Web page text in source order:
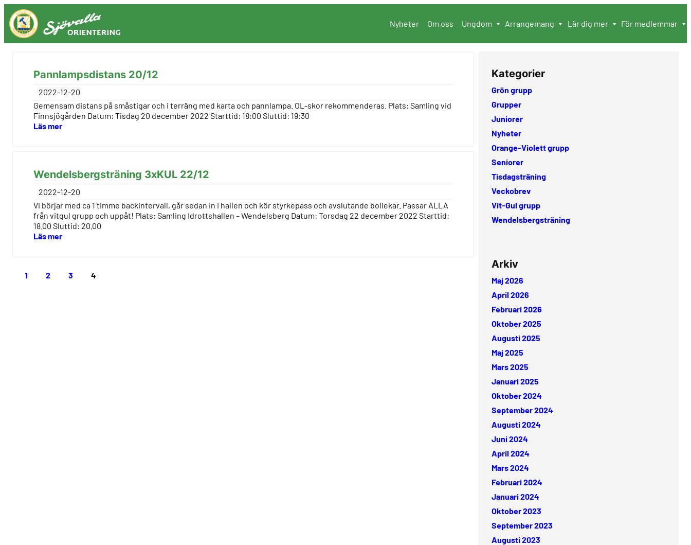
Hoppa
till
innehåll
Nyheter Om oss Ungdom Arrangemang Lär dig mer För medlemmar
Pannlampsdistans 20/12
2022-12-20
Gemensam distans på småstigar och i terräng med karta och pannlampa. OL-skor rekommenderas. Plats: Samling vid
Finnsjögården Datum: Tisdag 20 december 2022 Starttid: 18:00 Sluttid: 19:30
Läs mer
Wendelsbergsträning 3xKUL 22/12
2022-12-20
Vi börjar med ca 1 timme backintervall, går sedan in i hallen och kör styrkepass och avslutande bollekar. Passar ALLA
från vitgul grupp och uppåt! Plats: Samling Idrottshallen – Wendelsberg Datum: Torsdag 22 december 2022 Starttid:
18.00 Sluttid: 20.00
Läs mer
1 2 3 4
Kategorier
Grön grupp
Grupper
Juniorer
Nyheter
Orange-Violett grupp
Seniorer
Tisdagsträning
Veckobrev
Vit-Gul grupp
Wendelsbergsträning
Arkiv
Maj 2026
April 2026
Februari 2026
Oktober 2025
Augusti 2025
Maj 2025
Mars 2025
Januari 2025
Oktober 2024
September 2024
Augusti 2024
Juni 2024
April 2024
Mars 2024
Februari 2024
Januari 2024
Oktober 2023
September 2023
Augusti 2023